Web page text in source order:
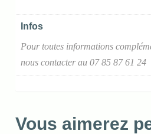
Infos
Pour toutes informations
nous contacter au 07 85 87 61 24
Vous aimerez